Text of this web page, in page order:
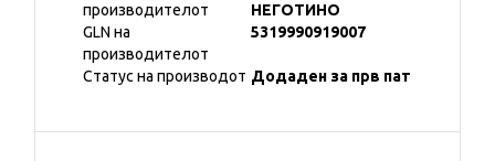
производителот
НЕГОТИНО
GLN на
производителот
5319990919007
Статус на производот Додаден за прв пат